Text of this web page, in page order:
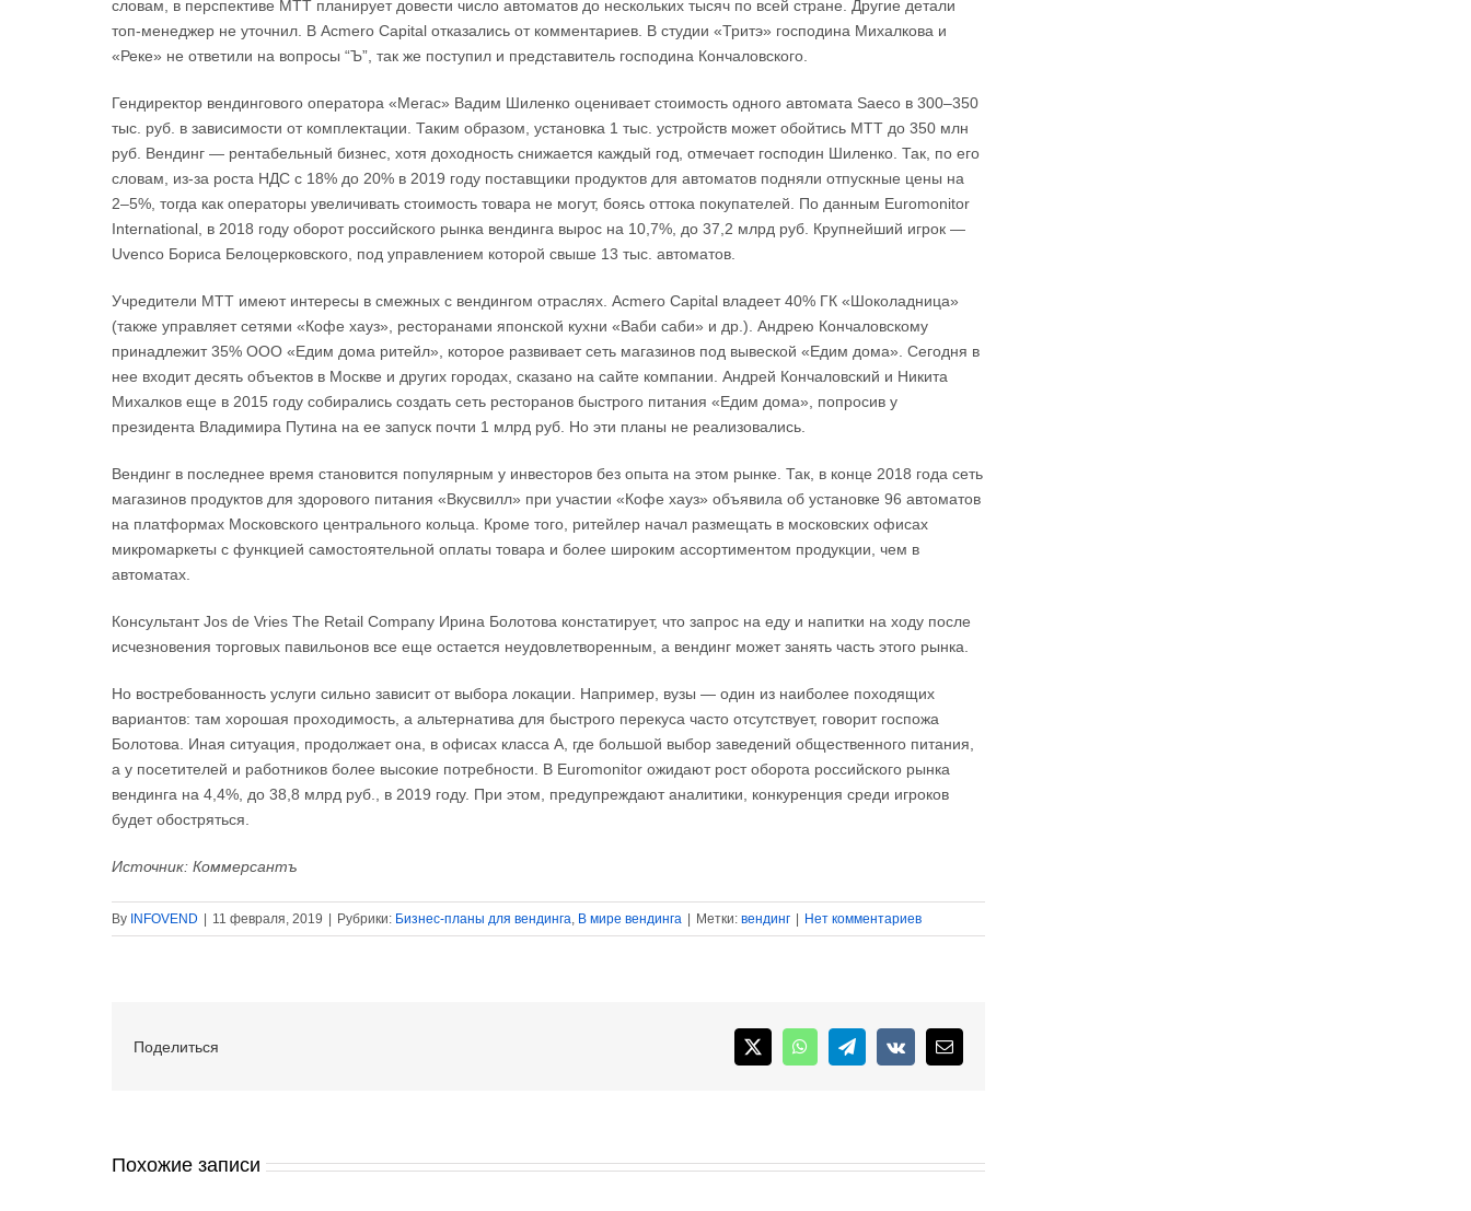
словам, в перспективе МТТ планирует довести число автоматов до нескольких тысяч по всей стране. Другие детали
топ-менеджер не уточнил. В Acmero Capital отказались от комментариев. В студии «Тритэ» господина Михалкова и
«Реке» не ответили на вопросы “Ъ”, так же поступил и представитель господина Кончаловского.
Гендиректор вендингового оператора «Мегас» Вадим Шиленко оценивает стоимость одного автомата Saeco в 300–350
тыс. руб. в зависимости от комплектации. Таким образом, установка 1 тыс. устройств может обойтись МТТ до 350 млн
руб. Вендинг — рентабельный бизнес, хотя доходность снижается каждый год, отмечает господин Шиленко. Так, по его
словам, из-за роста НДС с 18% до 20% в 2019 году поставщики продуктов для автоматов подняли отпускные цены на
2–5%, тогда как операторы увеличивать стоимость товара не могут, боясь оттока покупателей. По данным Euromonitor
International, в 2018 году оборот российского рынка вендинга вырос на 10,7%, до 37,2 млрд руб. Крупнейший игрок —
Uvenco Бориса Белоцерковского, под управлением которой свыше 13 тыс. автоматов.
Учредители МТТ имеют интересы в смежных с вендингом отраслях. Acmero Capital владеет 40% ГК «Шоколадница»
(также управляет сетями «Кофе хауз», ресторанами японской кухни «Ваби саби» и др.). Андрею Кончаловскому
принадлежит 35% ООО «Едим дома ритейл», которое развивает сеть магазинов под вывеской «Едим дома». Сегодня в
нее входит десять объектов в Москве и других городах, сказано на сайте компании. Андрей Кончаловский и Никита
Михалков еще в 2015 году собирались создать сеть ресторанов быстрого питания «Едим дома», попросив у
президента Владимира Путина на ее запуск почти 1 млрд руб. Но эти планы не реализовались.
Вендинг в последнее время становится популярным у инвесторов без опыта на этом рынке. Так, в конце 2018 года сеть
магазинов продуктов для здорового питания «Вкусвилл» при участии «Кофе хауз» объявила об установке 96 автоматов
на платформах Московского центрального кольца. Кроме того, ритейлер начал размещать в московских офисах
микромаркеты с функцией самостоятельной оплаты товара и более широким ассортиментом продукции, чем в
автоматах.
Консультант Jos de Vries The Retail Company Ирина Болотова констатирует, что запрос на еду и напитки на ходу после
исчезновения торговых павильонов все еще остается неудовлетворенным, а вендинг может занять часть этого рынка.
Но востребованность услуги сильно зависит от выбора локации. Например, вузы — один из наиболее походящих
вариантов: там хорошая проходимость, а альтернатива для быстрого перекуса часто отсутствует, говорит госпожа
Болотова. Иная ситуация, продолжает она, в офисах класса А, где большой выбор заведений общественного питания,
а у посетителей и работников более высокие потребности. В Euromonitor ожидают рост оборота российского рынка
вендинга на 4,4%, до 38,8 млрд руб., в 2019 году. При этом, предупреждают аналитики, конкуренция среди игроков
будет обостряться.
Источник: Коммерсантъ
By INFOVEND 11 февраля, 2019 Рубрики: Бизнес-планы для вендинга, В мире вендинга Метки: вендинг Нет комментариев
Поделиться X WhatsAppTelegram
Vk Email
Похожие записи